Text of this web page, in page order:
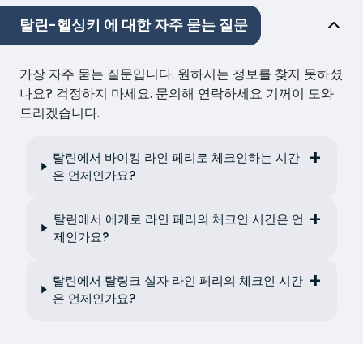
탈린-헬싱키 에 대한 자주 묻는 질문
가장 자주 묻는 질문입니다. 원하시는 정보를 찾지 못하셨
나요? 걱정하지 마세요. 문의해 연락하세요 기꺼이 도와
드리겠습니다.
탈린에서 바이킹 라인 페리로 체크인하는 시간
은 언제인가요?
탈린에서 에케로 라인 페리의 체크인 시간은 언
제인가요?
탈린에서 탈링크 실자 라인 페리의 체크인 시간
은 언제인가요?